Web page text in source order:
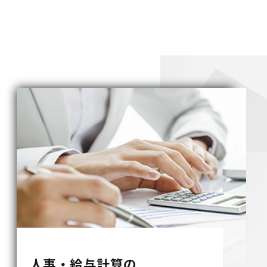
人事・給与計算の
フルアウトソーシング